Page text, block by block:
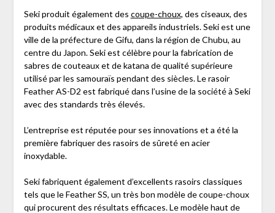
Seki produit également des coupe-choux, des ciseaux, des
produits médicaux et des appareils industriels. Seki est une
ville de la préfecture de Gifu, dans la région de Chubu, au
centre du Japon. Seki est célèbre pour la fabrication de
sabres de couteaux et de katana de qualité supérieure
utilisé par les samouraïs pendant des siècles. Le rasoir
Feather AS-D2 est fabriqué dans l’usine de la société à Seki
avec des standards très élevés.
L’entreprise est réputée pour ses innovations et a été la
première fabriquer des rasoirs de sûreté en acier
inoxydable.
Seki fabriquent également d’excellents rasoirs classiques
tels que le Feather SS, un très bon modèle de coupe-choux
qui procurent des résultats efficaces. Le modèle haut de